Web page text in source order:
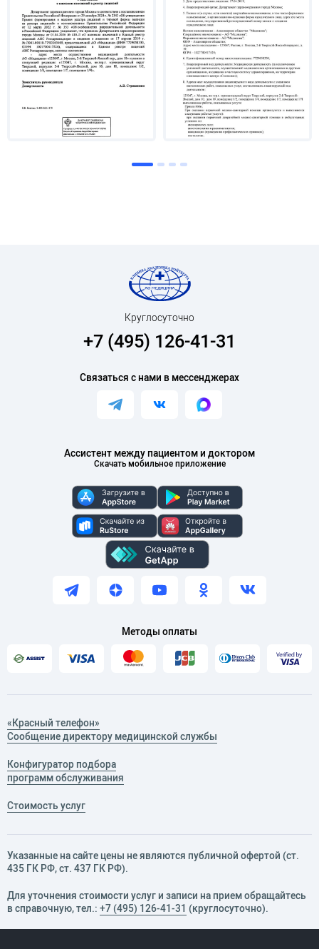
Ассистент между пациентом и доктором
Скачать мобильное приложение
Круглосуточно
+7 (495) 126-41-31
Связаться с нами в мессенджерах
Методы оплаты
«Красный телефон»
Сообщение директору медицинской службы
Конфигуратор подбора
программ обслуживания
Стоимость услуг
Указанные на сайте цены не являются публичной офертой (ст.
435 ГК РФ, cт. 437 ГК РФ).
Для уточнения стоимости услуг и записи на прием обращайтесь
в справочную, тел.: +7 (495) 126-41-31 (круглосуточно).